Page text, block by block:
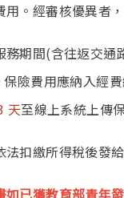
。經審核優異者
務期間(含往返交
保險費用應納入經
天至線上系統上傳
扣繳所得稅後發
如已獲教育部青年